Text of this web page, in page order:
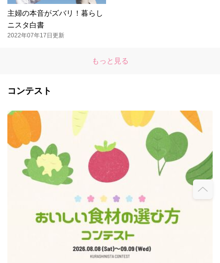
主婦の本音がズバリ！暮らし
ニスタ白書
2022年07年17日更新
もっと見る
コンテスト